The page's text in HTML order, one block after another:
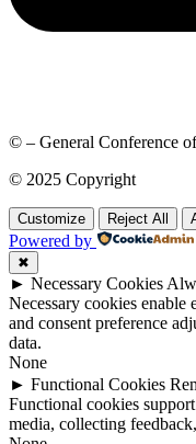
© – General Conference
© 2025 Copyright
Customize Reject All
Powered by
✖
► Necessary Cookies
Necessary cookies enable
and consent preference
data.
None
► Functional Cookies
Functional cookies
media, collecting